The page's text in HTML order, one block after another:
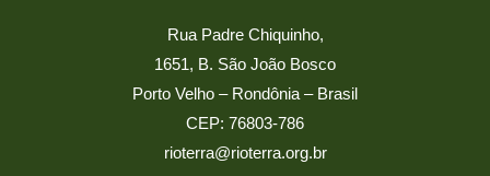
Rua Padre Chiquinho,
1651, B. São João Bosco
Porto Velho – Rondônia – Brasil
CEP: 76803-786
rioterra@rioterra.org.br